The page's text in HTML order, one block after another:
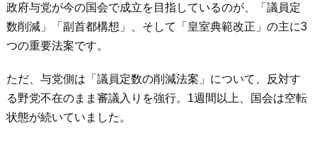
政府与党が今の国会で成立を目指しているのが、「議員定
数削減」「副首都構想」、そして「皇室典範改正」の主に3
つの重要法案です。
ただ、与党側は「議員定数の削減法案」について、反対す
る野党不在のまま審議入りを強行。1週間以上、国会は空転
状態が続いていました。